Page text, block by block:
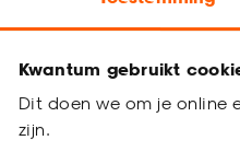
Kwantum gebruikt
Dit doen we om je online
zijn.
met halve maanvorm en